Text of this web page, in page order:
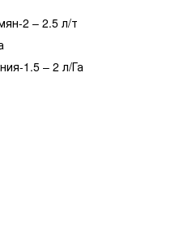
2 – 2.5 л/т
1.5 – 2 л/Га